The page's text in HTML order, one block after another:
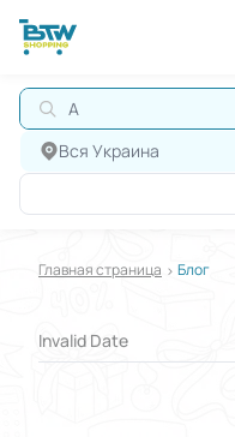
А
Вся Украина
Главная страница Блог
Invalid Date